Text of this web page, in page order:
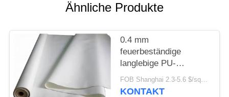
Ähnliche Produkte
0.4 mm
feuerbeständige
langlebige PU-
beschichtete
Glasfasergewebe für
FOB Shanghai 2.3-5.6 $/sqm MOQ:500 Meter
KONTAKT